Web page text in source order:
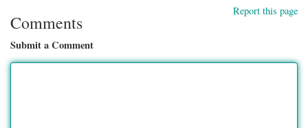
Report this page
Comments
Submit a Comment